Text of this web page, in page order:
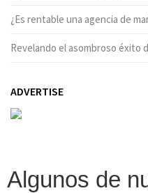
¿Es rentable una agencia de
Revelando el asombroso éxito
ADVERTISE
Algunos de